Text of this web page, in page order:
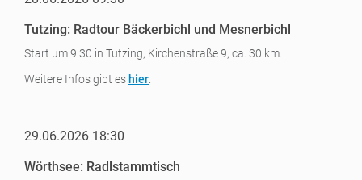
Tutzing: Radtour Bäckerbichl und Mesnerbichl
Start um 9:30 in Tutzing, Kirchenstraße 9, ca. 30 km.
Weitere Infos gibt es hier
29.06.2026 18:30
Wörthsee: Radlstammtisch